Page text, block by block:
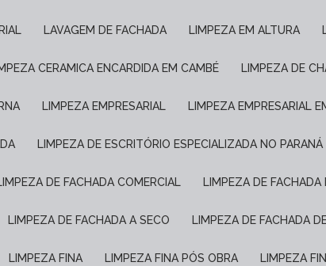
LAVAGEM DE FACHADA LIMPEZA EM ALTURA
CERAMICA ENCARDIDA EM CAMBÉ LIMPEZA DE
LIMPEZA EMPRESARIAL LIMPEZA EMPRESARIAL
LIMPEZA DE ESCRITÓRIO ESPECIALIZADA NO PARANÁ
LIMPEZA DE FACHADA COMERCIAL LIMPEZA DE
LIMPEZA DE FACHADA A SECO LIMPEZA DE FACHADA
LIMPEZA FINA LIMPEZA FINA PÓS OBRA LIMPEZA